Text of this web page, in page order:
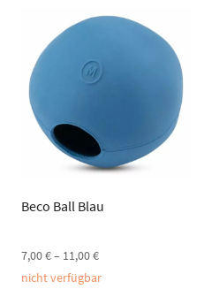
Beco Ball Blau
7,00€– 11,00€
nicht verfügbar